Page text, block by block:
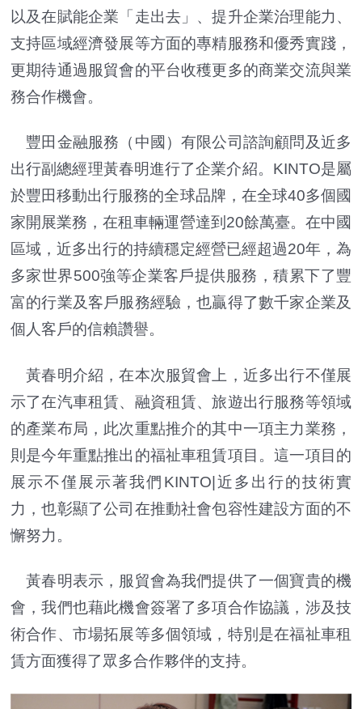
以及在賦能企業「走出去」、提升企業治理能力、
支持區域經濟發展等方面的專精服務和優秀實踐，
更期待通過服貿會的平台收穫更多的商業交流與業
務合作機會。
豐田金融服務（中國）有限公司諮詢顧問及近多
出行副總經理黃春明進行了企業介紹。KINTO是屬
於豐田移動出行服務的全球品牌，在全球40多個國
家開展業務，在租車輛運營達到20餘萬臺。在中國
區域，近多出行的持續穩定經營已經超過20年，為
多家世界500強等企業客戶提供服務，積累下了豐
富的行業及客戶服務經驗，也贏得了數千家企業及
個人客戶的信賴讚譽。
黃春明介紹，在本次服貿會上，近多出行不僅展
示了在汽車租賃、融資租賃、旅遊出行服務等領域
的產業布局，此次重點推介的其中一項主力業務，
則是今年重點推出的福祉車租賃項目。這一項目的
展示不僅展示著我們KINTO|近多出行的技術實
力，也彰顯了公司在推動社會包容性建設方面的不
懈努力。
黃春明表示，服貿會為我們提供了一個寶貴的機
會，我們也藉此機會簽署了多項合作協議，涉及技
術合作、市場拓展等多個領域，特別是在福祉車租
賃方面獲得了眾多合作夥伴的支持。